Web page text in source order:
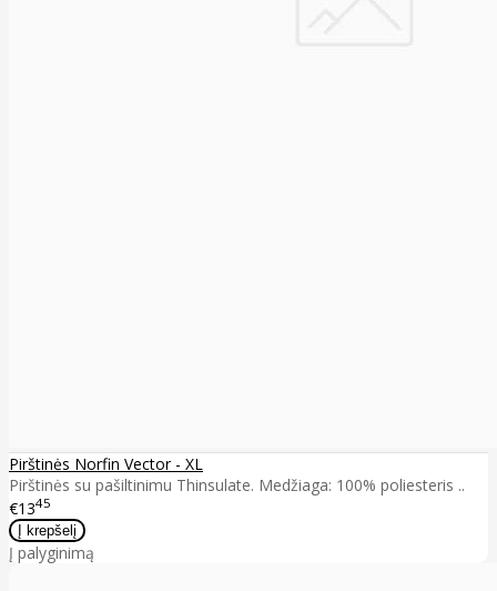
Pirštinės Norfin Vector - XL
Pirštinės su pašiltinimu Thinsulate. Medžiaga: 100% poliesteris ..
€1345
Į palyginimą